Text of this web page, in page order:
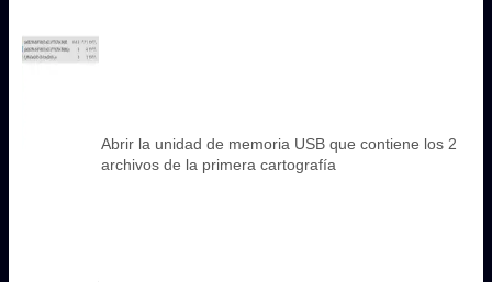
Abrir la unidad de memoria USB que contiene los 2
archivos de la primera cartografía